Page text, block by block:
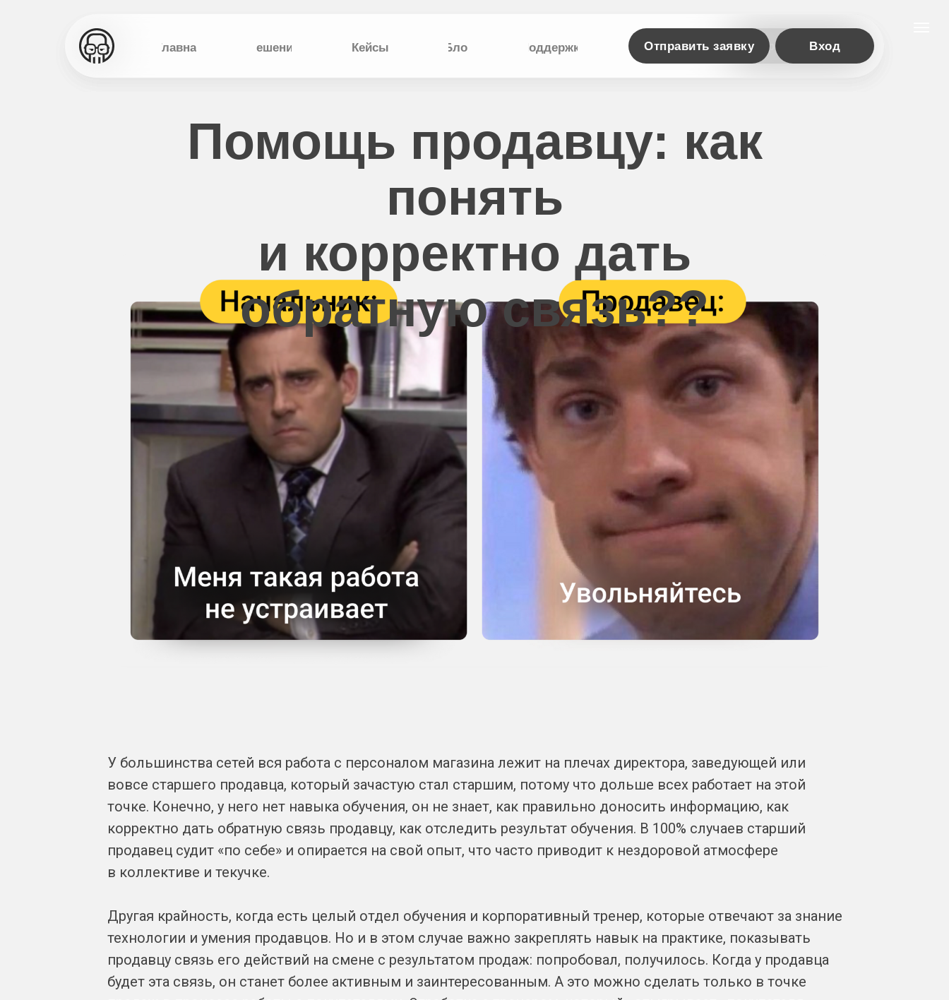
Отправить заявку
Вход
Отправить заявку
Поддержка
Блог
Кейсы
Решения
Главная
Помощь продавцу: как
понять
и корректно дать
обратную связь??
У большинства сетей вся работа с персоналом магазина лежит на плечах директора, заведующей или
вовсе старшего продавца, который зачастую стал старшим, потому что дольше всех работает на этой
точке. Конечно, у него нет навыка обучения, он не знает, как правильно доносить информацию, как
корректно дать обратную связь продавцу, как отследить результат обучения. В 100% случаев старший
продавец судит «по себе» и опирается на свой опыт, что часто приводит к нездоровой атмосфере
в коллективе и текучке.
Другая крайность, когда есть целый отдел обучения и корпоративный тренер, которые отвечают за знание
технологии и умения продавцов. Но и в этом случае важно закреплять навык на практике, показывать
продавцу связь его действий на смене с результатом продаж: попробовал, получилось. Когда у продавца
будет эта связь, он станет более активным и заинтересованным. А это можно сделать только в точке